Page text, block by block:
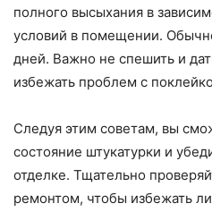
полного высыхания в
условий в помещении.
дней. Важно не спешить и
избежать проблем с
Следуя этим советам, вы
состояние штукатурки и
отделке. Тщательно
ремонтом, чтобы избежать